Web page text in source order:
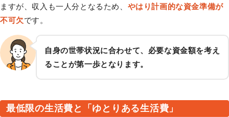
ますが、収入も一人分となるため、 やはり計画的な資金準備が
不可欠です。
自身の世帯状況に合わせて、必要な資金額を考え
ることが第一歩となります。
最低限の生活費と「ゆとりある生活費」